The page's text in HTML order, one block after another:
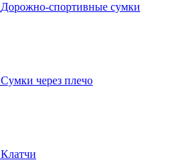
Дорожно-спортивные сумки
Сумки через плечо
Клатчи